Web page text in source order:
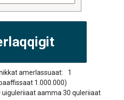
amerlassuaat:
1
1.000.000)
aamma 30 quleriiaat